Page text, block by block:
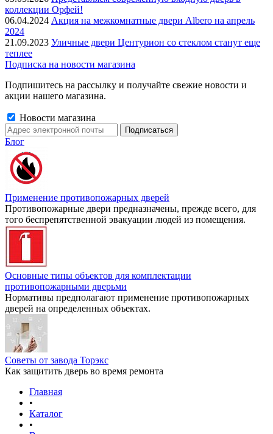
коллекции Орфей!
06.04.2024 Акция на межкомнатные двери Albero на апрель
2024
21.09.2023 Уличные двери Центурион со стеклом станут еще
теплее
Подписка на новости магазина
Подпишитесь на рассылку и получайте свежие новости и
акции нашего магазина.
Новости магазина
Блог
Применение противопожарных дверей
Противопожарные двери предназначены, прежде всего, для
того беспрепятственной эвакуации людей из помещения.
Основные типы объектов для комплектации
противопожарными дверьми
Нормативы предполагают применение противопожарных
дверей на определенных объектах.
Советы от завода Торэкс
Как защитить дверь во время ремонта
Главная
•
Каталог
•